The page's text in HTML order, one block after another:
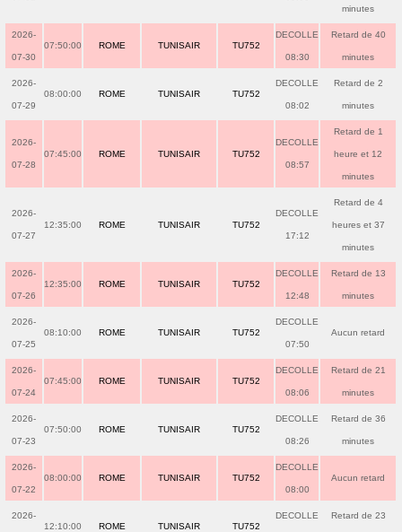
minutes
2026-
07-30
07:50:00 ROME TUNISAIR TU752
DECOLLE
08:30
Retard de 40
minutes
2026-
07-29
08:00:00 ROME TUNISAIR TU752
DECOLLE
08:02
Retard de 2
minutes
2026-
07-28
07:45:00 ROME TUNISAIR TU752
DECOLLE
08:57
Retard de 1
heure et 12
minutes
2026-
07-27
12:35:00 ROME TUNISAIR TU752
DECOLLE
17:12
Retard de 4
heures et 37
minutes
2026-
07-26
12:35:00 ROME TUNISAIR TU752
DECOLLE
12:48
Retard de 13
minutes
2026-
07-25
08:10:00 ROME TUNISAIR TU752
DECOLLE
07:50
Aucun retard
2026-
07-24
07:45:00 ROME TUNISAIR TU752
DECOLLE
08:06
Retard de 21
minutes
2026-
07-23
07:50:00 ROME TUNISAIR TU752
DECOLLE
08:26
Retard de 36
minutes
2026-
07-22
08:00:00 ROME TUNISAIR TU752
DECOLLE
08:00
Aucun retard
2026-
12:10:00 ROME TUNISAIR TU752
DECOLLE Retard de 23